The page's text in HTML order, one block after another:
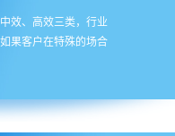
效、高效三类，行业
果客户在特殊的场合